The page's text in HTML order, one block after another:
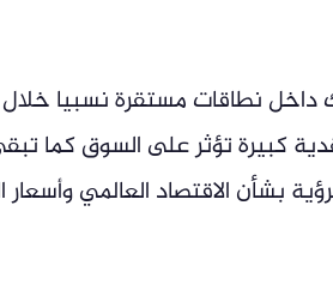
داخل نطاقات مستقرة نسبيا خلال
كبيرة تؤثر على السوق كما
الاقتصاد العالمي وأسعار